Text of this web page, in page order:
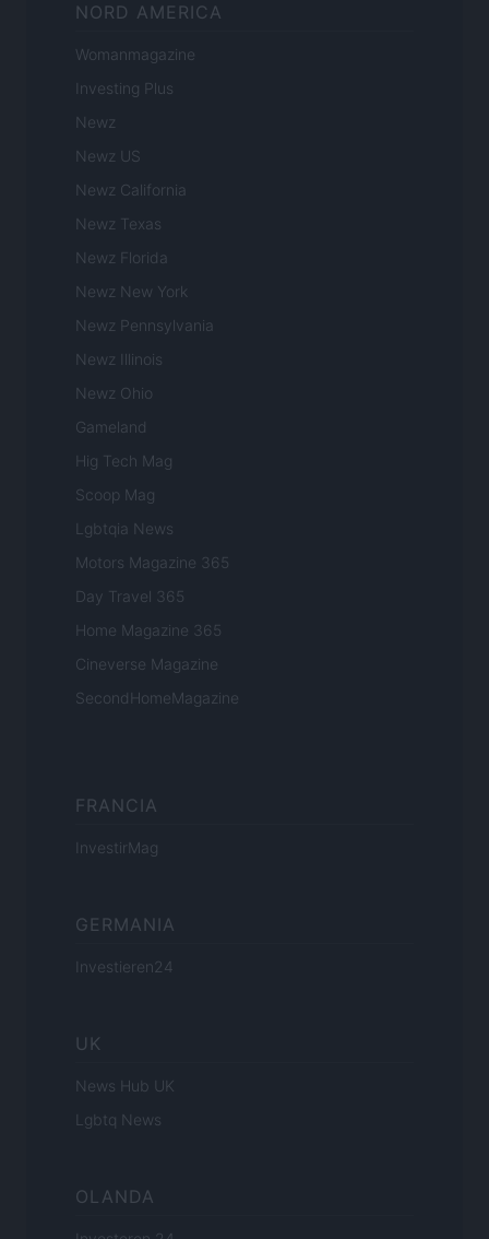
NORD AMERICA
Womanmagazine
Investing Plus
Newz
Newz US
Newz California
Newz Texas
Newz Florida
Newz New York
Newz Pennsylvania
Newz Illinois
Newz Ohio
Gameland
Hig Tech Mag
Scoop Mag
Lgbtqia News
Motors Magazine 365
Day Travel 365
Home Magazine 365
Cineverse Magazine
SecondHomeMagazine
FRANCIA
InvestirMag
GERMANIA
Investieren24
UK
News Hub UK
Lgbtq News
OLANDA